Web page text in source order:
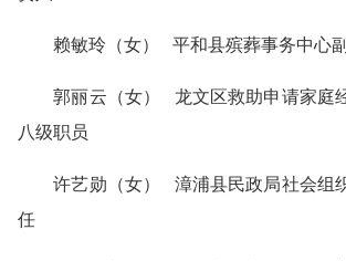
赖敏玲（女） 平和县殡葬事务中心
郭丽云（女） 龙文区救助申请家庭
八级职员
许艺勋（女） 漳浦县民政局社会组
任